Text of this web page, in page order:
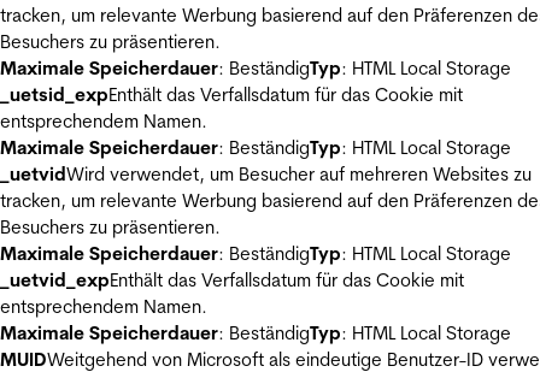
tracken, um relevante Werbung basierend auf den Präferenzen
Besuchers zu präsentieren.
Maximale Speicherdauer: BeständigTyp: HTML Local Storage
_uetsid_expEnthält das Verfallsdatum für das Cookie mit
entsprechendem Namen.
Maximale Speicherdauer: BeständigTyp: HTML Local Storage
_uetvidWird verwendet, um Besucher auf mehreren Websites zu
tracken, um relevante Werbung basierend auf den Präferenzen
Besuchers zu präsentieren.
Maximale Speicherdauer: BeständigTyp: HTML Local Storage
_uetvid_expEnthält das Verfallsdatum für das Cookie mit
entsprechendem Namen.
Maximale Speicherdauer: BeständigTyp: HTML Local Storage
MUIDWeitgehend von Microsoft als eindeutige Benutzer-ID